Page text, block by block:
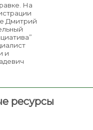
На
Дмитрий
и
ресурсы